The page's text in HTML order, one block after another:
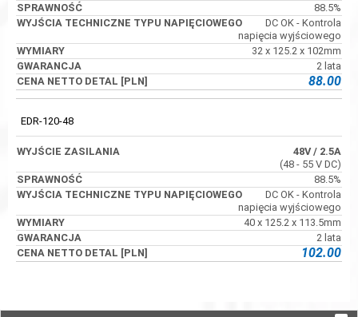
88.5%
DC OK - Kontrola
napięcia wyjściowego
32 x 125.2 x 102mm
2 lata
88.00
EDR-120-48
48V/ 2.5A
(48 - 55 V DC)
88.5%
DC OK - Kontrola
napięcia wyjściowego
40 x 125.2 x 113.5mm
2 lata
102.00